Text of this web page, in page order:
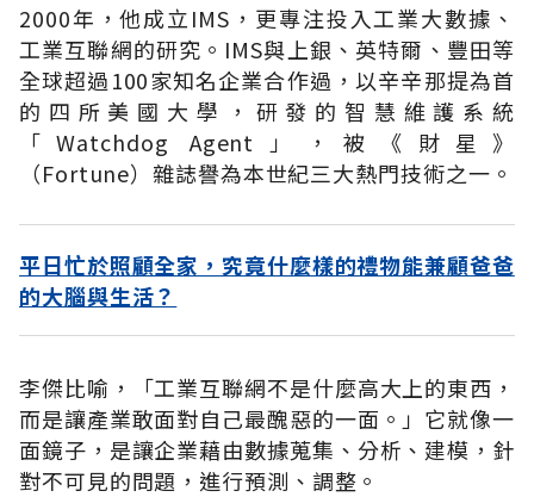
2000年，他成立IMS，更專注投入工業大數據、
工業互聯網的研究。IMS與上銀、英特爾、豐田等
全球超過100家知名企業合作過，以辛辛那提為首
的四所美國大學，研發的智慧維護系統
「Watchdog Agent」，被《財星》
（Fortune）雜誌譽為本世紀三大熱門技術之一。
平日忙於照顧全家，究竟什麼樣的禮物能兼顧爸爸
的大腦與生活？
李傑比喻，「工業互聯網不是什麼高大上的東西，
而是讓產業敢面對自己最醜惡的一面。」它就像一
面鏡子，是讓企業藉由數據蒐集、分析、建模，針
對不可見的問題，進行預測、調整。